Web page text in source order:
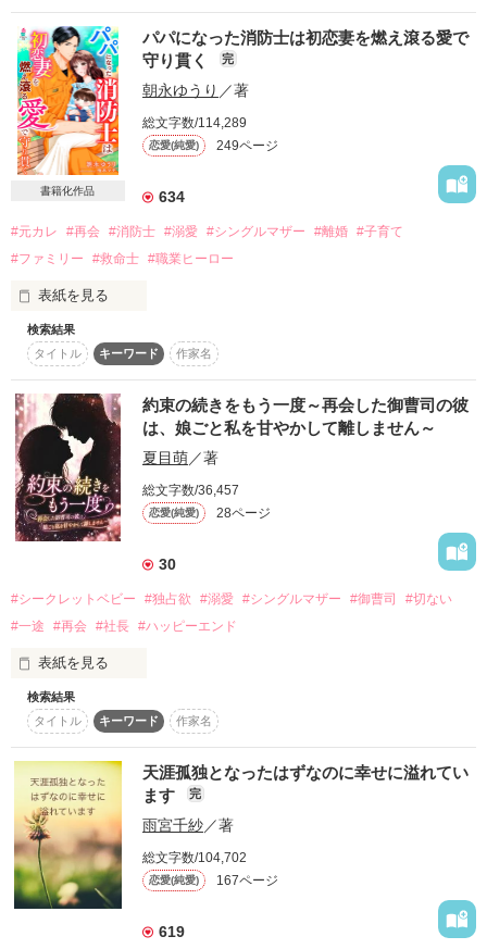
作品を読む
訳あって行く宛ても仕事も無い神宮寺  真彩に救いの手を差し
伸べたのは、国内で知らない者はいない程の大企業を経営して
いるインテリヤクザで鬼龍組組長でもある鬼龍  理仁。
住み込み家政婦として高額な月収で雇われた真彩には四歳にな
る息子の悠真がいる。
悠真と二人で鬼龍組の屋敷に身を置く事になった真彩は毎日懸
命に家事をこなし、理仁は勿論、組員たちとの距離を縮めてい
特に危険もなく、落ち着いた日々を過ごしていた真彩の前に一
そして、その男の存在があくまでも雇い主と家政婦という二人
の関係を大きく変えていく――。
これは、常に危険と隣り合わせで悲しませる相手を作りたくな
いと人を愛する事を避けてきた男と、大切なモノを守る為に自
らの幸せを後回しにしてきた女が『生涯を共にしたい』と思え
る相手に出逢い、恋に落ちる物語。
※こちら、既に完結したものに加筆修正を加えて新たに掲載し
ています。大人向け作品なので夏目萌名義。
※表紙イラストは、にじジャーニーというアプリで生成したイ
メージ画像になります。
※ あくまでもフィクションですので、その事を踏まえてお読み
関係ありません。
作品を読む
書籍化作品
パパになった消防士は初恋妻を燃え滾る愛で
守り貫く
完
朝永ゆうり ／著
総文字数/114,289
恋愛(純愛) 249ページ
634
#元カレ #再会 #消防士 #溺愛 #シングルマザー #離婚 #子育て
#ファミリー
#救命士 #職業ヒーロー
表紙を見る
消防自動車大好きな息子と出かけた先
「ポンプ車ー」
と、はしゃぐ息子に
「良く知ってるな」
と、声をかけてくれた消防士さんは
高校時代の元カレ。
「シングルマザーなんだよね」
そう言った私を気にかけ
「決めた。俺、梓桜にアタックする」
＊＊＊＊＊
オールラウンダーな消防職員
使命感に燃える優秀な消防隊長
佐岡 大輝
Daiki Saoka
×
離婚した自分に自信を持てない
それでも前を向きひたむきに頑張る
塩沢 梓桜
Azusa Shiosawa
＊＊＊＊＊
優しくて、爽やかで
検索結果
タイトル
キーワード 作家名
約束の続きをもう一度～再会した御曹司の彼
は、娘ごと私を甘やかして離しません～
夏目萌／著
総文字数/36,457
恋愛(純愛) 28ページ
30
#シークレットベビー #独占欲 #溺愛 #シングルマザー #御曹司
#切ない
#一途
#再会 #社長 #ハッピーエンド
表紙を見る
結婚を約束しながらも、ある事情によって引き裂かれてしまっ
た二人。
それから四年後――シングルマザーとして幼い娘を育てる瀬戸
和葉の前に、かつて愛した鳴海  湊が現れる。
湊は一人で頑張る和葉を放っておけずに何かと手を差し伸べる
ようになり、もう二度と離したくない湊の一途な愛情に包まれ
ながら和葉は止まっていた恋と向き合っていくも、彼女はある
秘密を抱えていて……。
運命に引き裂かれた二人の甘く切ない再会ラブストーリー。
検索結果
タイトル
キーワード 作家名
天涯孤独となったはずなのに幸せに溢れてい
ます
完
雨宮千紗／著
総文字数/104,702
恋愛(純愛) 167ページ
619